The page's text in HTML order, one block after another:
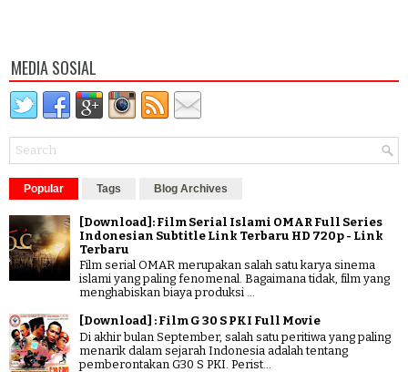
MEDIA SOSIAL
Popular Tags Blog Archives
[Download]: Film Serial Islami OMAR Full Series
Indonesian Subtitle Link Terbaru HD 720p - Link
Terbaru
Film serial OMAR merupakan salah satu karya sinema
islami yang paling fenomenal. Bagaimana tidak, film yang
menghabiskan biaya produksi ...
[Download] : Film G 30 S PKI Full Movie
Di akhir bulan September, salah satu peritiwa yang paling
menarik dalam sejarah Indonesia adalah tentang
pemberontakan G30 S PKI. Perist...